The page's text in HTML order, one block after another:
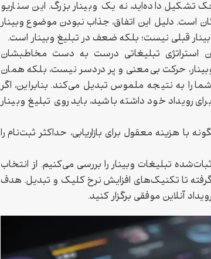
داده‌اید، نه یک وبینار بزرگ. این سناریو
است. دلیل این اتفاق، جذاب نبودن موضوع وبینار
قبلی نیست؛ بلکه ضعف در تبلیغ وبینار است.
استراتژی تبلیغاتی درست به دست مخاطبشان
وبینار، حرکت بی‌معنی و پر دردسر نیست، بلکه همان
را به نتیجه ملموس تبدیل می‌کند. بنابراین، اگر
رویداد خود داشته باشید، باید روی تبلیغ وبینار
با هزینه معقول برای بازاریابی، حداکثر ثبت‌نام را
تبلیغات وبینار را بررسی می‌کنیم. از انتخاب
تا تکنیک‌های افزایش نرخ کلیک و تبدیل. هدف
آنلاین موفقی برگزار کنید.